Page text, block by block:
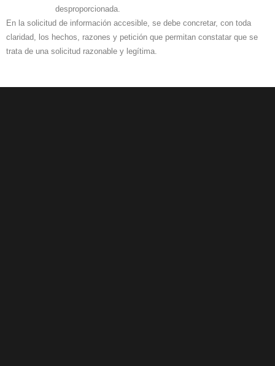
desproporcionada.
En la solicitud de información accesible, se debe concretar, con toda
claridad, los hechos, razones y petición que permitan constatar que se
trata de una solicitud razonable y legítima.